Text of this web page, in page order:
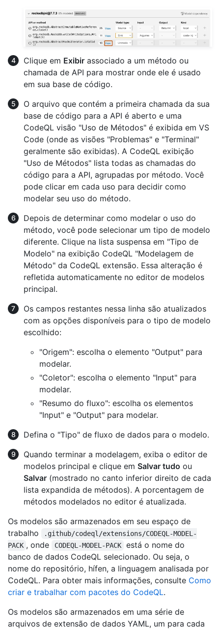
Clique em Exibir associado a um método ou
chamada de API para mostrar onde ele é usado
em sua base de código.
O arquivo que contém a primeira chamada da sua
base de código para a API é aberto e uma
CodeQL visão "Uso de Métodos" é exibida em VS
Code (onde as visões "Problemas" e "Terminal"
geralmente são exibidas). A CodeQL exibição
"Uso de Métodos" lista todas as chamadas do
código para a API, agrupadas por método. Você
pode clicar em cada uso para decidir como
modelar seu uso do método.
Depois de determinar como modelar o uso do
método, você pode selecionar um tipo de modelo
diferente. Clique na lista suspensa em "Tipo de
Modelo" na exibição CodeQL "Modelagem de
Método" da CodeQL extensão. Essa alteração é
refletida automaticamente no editor de modelos
principal.
Os campos restantes nessa linha são atualizados
com as opções disponíveis para o tipo de modelo
escolhido:
"Origem": escolha o elemento "Output" para
modelar.
"Coletor": escolha o elemento "Input" para
modelar.
"Resumo do fluxo": escolha os elementos
"Input" e "Output" para modelar.
Defina o "Tipo" de fluxo de dados para o modelo.
Quando terminar a modelagem, exiba o editor de
modelos principal e clique em Salvar tudo ou
Salvar (mostrado no canto inferior direito de cada
lista expandida de métodos). A porcentagem de
métodos modelados no editor é atualizada.
Os modelos são armazenados em seu espaço de
trabalho
.github/codeql/extensions/CODEQL-MODEL-
PACK , onde CODEQL-MODEL-PACK
está o nome do
banco de dados CodeQL selecionado. Ou seja, o
nome do repositório, hífen, a linguagem analisada por
CodeQL. Para obter mais informações, consulte Como
criar e trabalhar com pacotes do CodeQL.
Os modelos são armazenados em uma série de
arquivos de extensão de dados YAML, um para cada